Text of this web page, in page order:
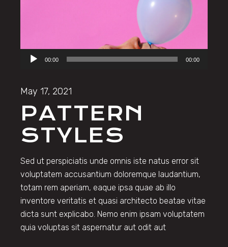
Audio
00:00 00:00
May 17, 2021
PATTERN
STYLES
Sed ut perspiciatis unde omnis iste natus error sit
voluptatem accusantium doloremque laudantium,
totam rem aperiam, eaque ipsa quae ab illo
inventore veritatis et quasi architecto beatae vitae
dicta sunt explicabo. Nemo enim ipsam voluptatem
quia voluptas sit aspernatur aut odit aut